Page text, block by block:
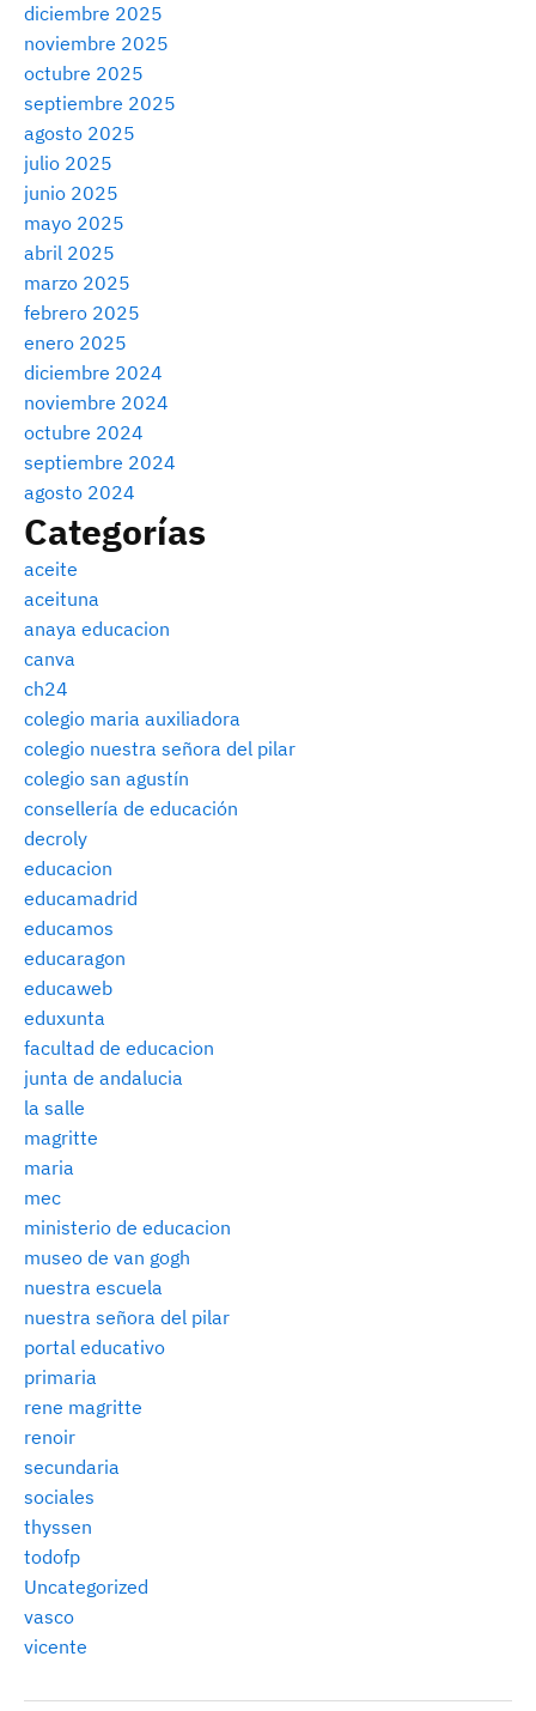
diciembre 2025
noviembre 2025
octubre 2025
septiembre 2025
agosto 2025
julio 2025
junio 2025
mayo 2025
abril 2025
marzo 2025
febrero 2025
enero 2025
diciembre 2024
noviembre 2024
octubre 2024
septiembre 2024
agosto 2024
Categorías
aceite
aceituna
anaya educacion
canva
ch24
colegio maria auxiliadora
colegio nuestra señora del pilar
colegio san agustín
consellería de educación
decroly
educacion
educamadrid
educamos
educaragon
educaweb
eduxunta
facultad de educacion
junta de andalucia
la salle
magritte
maria
mec
ministerio de educacion
museo de van gogh
nuestra escuela
nuestra señora del pilar
portal educativo
primaria
rene magritte
renoir
secundaria
sociales
thyssen
todofp
Uncategorized
vasco
vicente